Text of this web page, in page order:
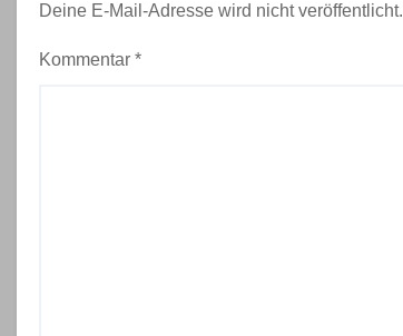
a
t
Deine E-Mail-Adresse wird nicht veröffentlicht.
Kommentar *